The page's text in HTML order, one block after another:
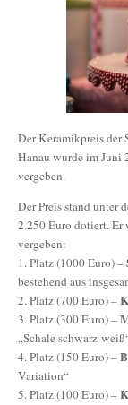
Der Keramikpreis der
Hanau wurde im Juni
vergeben.
Der Preis stand unter
2.250 Euro dotiert. Er
vergeben:
1. Platz (1000 Euro) –
bestehend aus
2. Platz (700 Euro) –
3. Platz (300 Euro) –
„Schale schwarz-
4. Platz (150 Euro) –
Variation“
5. Platz (100 Euro) –